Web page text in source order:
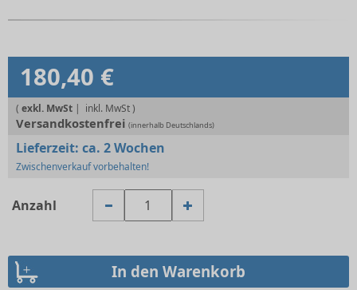
180,40 €
( exkl. MwSt |
Versandkostenfrei (innerhalb Deutschlands)
Lieferzeit: ca. 2 Wochen
Zwischenverkauf vorbehalten!
Anzahl